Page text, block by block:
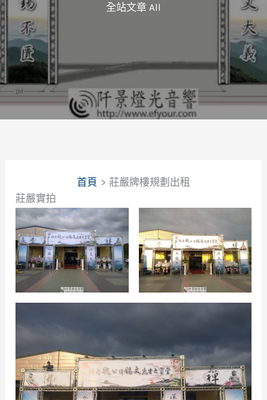
全站文章 All
首頁
莊嚴牌樓規劃出租
莊嚴實拍